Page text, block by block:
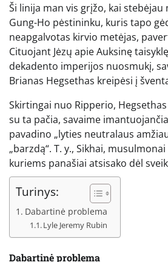
Ši linija man vis grįžo, kai
Gung-Ho pėstininku, kuris tapo
neapgalvotas kirvio metėjas,
Cituojant Jėzų apie Auksinę
dekadento imperijos nuosmukį,
Brianas Hegsethas kreipėsi į
Skirtingai nuo Ripperio,
su ta pačia, savaime
pavadino „lyties neutralaus
„barzdą“. T. y., Sikhai,
kuriems panašiai atsisako dėl
Turinys:
Dabartinė problema
Lyle Jeremy Rubin
Dabartinė problema